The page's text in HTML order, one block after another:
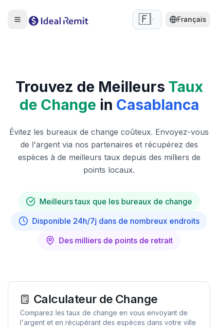
🇫🇷 Français
Trouvez de Meilleurs Taux
de Change in Casablanca
Évitez les bureaux de change coûteux. Envoyez-vous
de l'argent via nos partenaires et récupérez des
espèces à de meilleurs taux depuis des milliers de
points locaux.
Meilleurs taux que les bureaux de change
Disponible 24h/7j dans de nombreux endroits
Des milliers de points de retrait
Calculateur de Change
Comparez les taux de change en vous envoyant de
l'argent et en récupérant des espèces dans votre ville